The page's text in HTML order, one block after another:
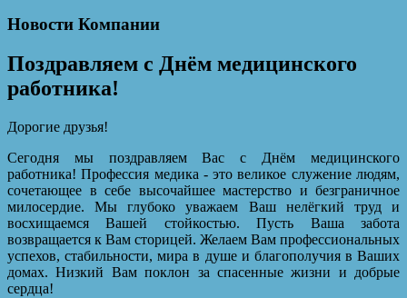
Новости Компании
Поздравляем с Днём медицинского
работника!
Дорогие друзья!
Сегодня мы поздравляем Вас с Днём медицинского
работника! Профессия медика - это великое служение людям,
сочетающее в себе высочайшее мастерство и безграничное
милосердие. Мы глубоко уважаем Ваш нелёгкий труд и
восхищаемся Вашей стойкостью. Пусть Ваша забота
возвращается к Вам сторицей. Желаем Вам профессиональных
успехов, стабильности, мира в душе и благополучия в Ваших
домах. Низкий Вам поклон за спасенные жизни и добрые
сердца!